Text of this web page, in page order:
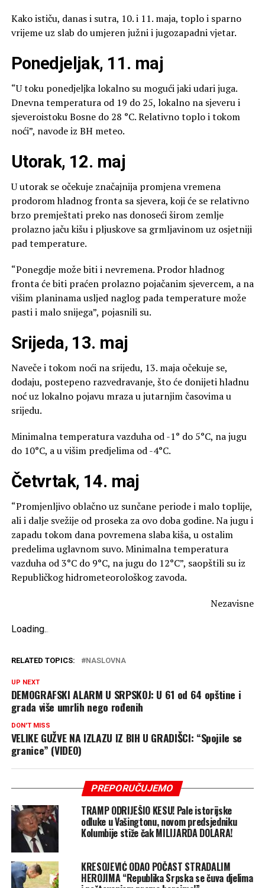
Kako ističu, danas i sutra, 10. i 11. maja, toplo i sparno
vrijeme uz slab do umjeren južni i jugozapadni vjetar.
Ponedjeljak, 11. maj
“U toku ponedjeljka lokalno su mogući jaki udari juga.
Dnevna temperatura od 19 do 25, lokalno na sjeveru i
sjeveroistoku Bosne do 28 °C. Relativno toplo i tokom
noći”, navode iz BH meteo.
Utorak, 12. maj
U utorak se očekuje značajnija promjena vremena
prodorom hladnog fronta sa sjevera, koji će se relativno
brzo premještati preko nas donoseći širom zemlje
prolazno jaču kišu i pljuskove sa grmljavinom uz osjetniji
pad temperature.
“Ponegdje može biti i nevremena. Prodor hladnog
fronta će biti praćen prolazno pojačanim sjevercem, a na
višim planinama usljed naglog pada temperature može
pasti i malo snijega”, pojasnili su.
Srijeda, 13. maj
Naveče i tokom noći na srijedu, 13. maja očekuje se,
dodaju, postepeno razvedravanje, što će donijeti hladnu
noć uz lokalno pojavu mraza u jutarnjim časovima u
srijedu.
Minimalna temperatura vazduha od -1° do 5°C, na jugu
do 10°C, a u višim predjelima od -4°C.
Četvrtak, 14. maj
“Promjenljivo oblačno uz sunčane periode i malo toplije,
ali i dalje svežije od proseka za ovo doba godine. Na jugu i
zapadu tokom dana povremena slaba kiša, u ostalim
predelima uglavnom suvo. Minimalna temperatura
vazduha od 3°C do 9°C, na jugu do 12°C”, saopštili su iz
Republičkog hidrometeorološkog zavoda.
Nezavisne
Loading...
RELATED TOPICS: NASLOVNA
UP NEXT
DEMOGRAFSKI ALARM U SRPSKOJ: U 61 od 64 opštine i
grada više umrlih nego rođenih
DON'T MISS
VELIKE GUŽVE NA IZLAZU IZ BIH U GRADIŠCI: “Spojile se
granice” (VIDEO)
PREPORUČUJEMO
TRAMP ODRIJEŠIO KESU! Pale istorijske
odluke u Vašingtonu, novom predsjedniku
Kolumbije stiže čak MILIJARDA DOLARA!
KRESOJEVIĆ ODAO POČAST STRADALIM
HEROJIMA “Republika Srpska se čuva djelima